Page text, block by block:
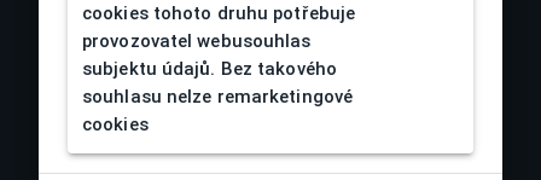
cookies tohoto druhu potřebuje
provozovatel webusouhlas
subjektu údajů. Bez takového
souhlasu nelze remarketingové
cookies